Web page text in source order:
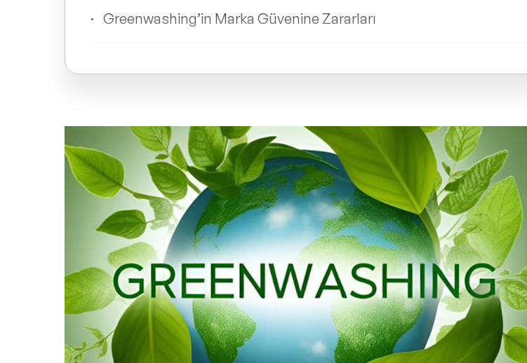
Greenwashing’in Marka Güvenine Zararları
Gerçek Sürdürülebilirlik İçin Neler Yapılmalı?
Yeşil Dönüşümde Şeffaflık ve Hesap Verebilirlik
Greenwashing Örnekleri ve Başarıya Giden Alternatifler
Greenwashing Hakkında Sıkça Sorulan Sorular